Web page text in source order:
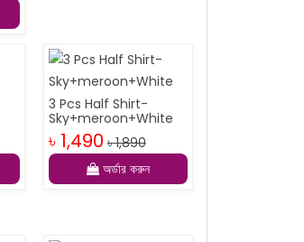
3 Pcs Half Shirt-
Sky+meroon+White
৳ 1,490 ৳ 1,890
অর্ডার করুন